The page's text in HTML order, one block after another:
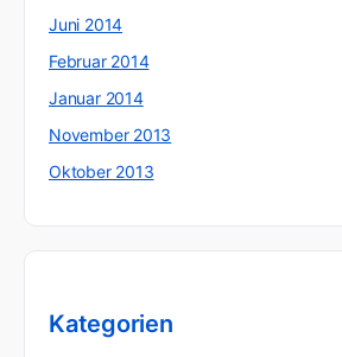
Juni 2014
Februar 2014
Januar 2014
November 2013
Oktober 2013
Kategorien